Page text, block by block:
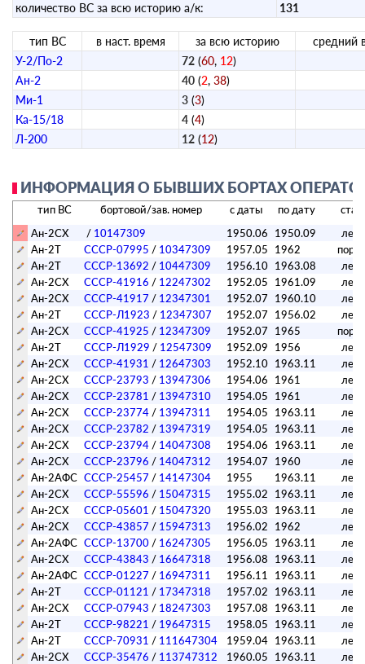
количество ВС за всю историю а/к:
131
тип ВС в наст. время за всю историю
средний
У-2/По-2
72 (60, 12)
Ан-2
40 (2, 38)
Ми-1
3 (3)
Ка-15/18
4 (4)
Л-200
12 (12)
ИНФОРМАЦИЯ О БЫВШИХ БОРТАХ
тип ВС бортовой/зав. номер с даты по дату
Ан-2СХ
/ 10147309 1950.06 1950.09
Ан-2Т
СССР-07995 / 10347309 1957.05 1962
Ан-2Т
СССР-13692 / 10447309 1956.10 1963.08
Ан-2СХ
СССР-41916 / 12247302 1952.05 1961.09
Ан-2СХ
СССР-41917 / 12347301 1952.07 1960.10
Ан-2Т
СССР-Л1923 / 12347307 1952.07 1956.02
Ан-2СХ
СССР-41925 / 12347309 1952.07 1965
Ан-2Т
СССР-Л1929 / 12547309 1952.09 1956
Ан-2СХ
СССР-41931 / 12647303 1952.10 1963.11
Ан-2СХ
СССР-23793 / 13947306 1954.06 1961
Ан-2СХ
СССР-23781 / 13947310 1954.05 1961
Ан-2СХ
СССР-23774 / 13947311 1954.05 1963.11
Ан-2СХ
СССР-23782 / 13947319 1954.05 1963.11
Ан-2СХ
СССР-23794 / 14047308 1954.06 1963.11
Ан-2СХ
СССР-23796 / 14047312 1954.07 1960
Ан-2АФС СССР-25457 / 14147304 1955 1963.11
Ан-2СХ
СССР-55596 / 15047315 1955.02 1963.11
Ан-2СХ
СССР-05601 / 15047320 1955.03 1963.11
Ан-2СХ
СССР-43857 / 15947313 1956.02 1962
Ан-2АФС СССР-13700 / 16247305 1956.05 1963.11
Ан-2СХ
СССР-43843 / 16647318 1956.08 1963.11
Ан-2АФС СССР-01227 / 16947311 1956.11 1963.11
Ан-2Т
СССР-01121 / 17347318 1957.02 1963.11
Ан-2СХ
СССР-07943 / 18247303 1957.08 1963.11
Ан-2Т
СССР-98221 / 19647315 1958.05 1963.11
Ан-2Т
СССР-70931 / 111647304 1959.04 1963.11
Ан-2СХ
СССР-35476 / 113747312 1960.05 1963.11